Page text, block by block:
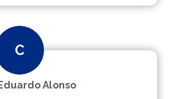
Alonso